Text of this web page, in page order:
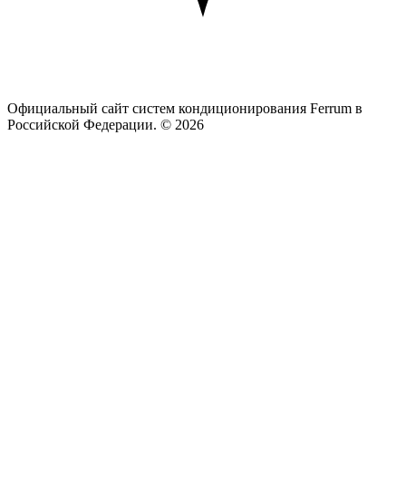
Официальный сайт систем кондиционирования Ferrum в
Российской Федерации. © 2026